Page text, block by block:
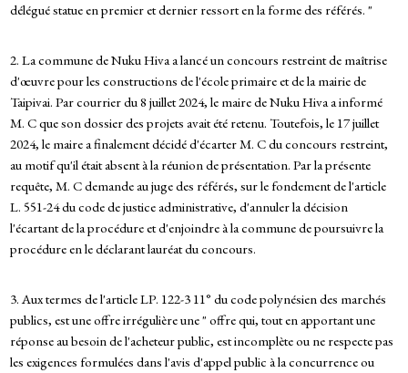
délégué statue en premier et dernier ressort en la forme des référés. "
2. La commune de Nuku Hiva a lancé un concours restreint de maîtrise
d'œuvre pour les constructions de l'école primaire et de la mairie de
Taipivai. Par courrier du 8 juillet 2024, le maire de Nuku Hiva a informé
M. C que son dossier des projets avait été retenu. Toutefois, le 17 juillet
2024, le maire a finalement décidé d'écarter M. C du concours restreint,
au motif qu'il était absent à la réunion de présentation. Par la présente
requête, M. C demande au juge des référés, sur le fondement de l'article
L. 551-24 du code de justice administrative, d'annuler la décision
l'écartant de la procédure et d'enjoindre à la commune de poursuivre la
procédure en le déclarant lauréat du concours.
3. Aux termes de l'article LP. 122-3 11° du code polynésien des marchés
publics, est une offre irrégulière une " offre qui, tout en apportant une
réponse au besoin de l'acheteur public, est incomplète ou ne respecte pas
les exigences formulées dans l'avis d'appel public à la concurrence ou